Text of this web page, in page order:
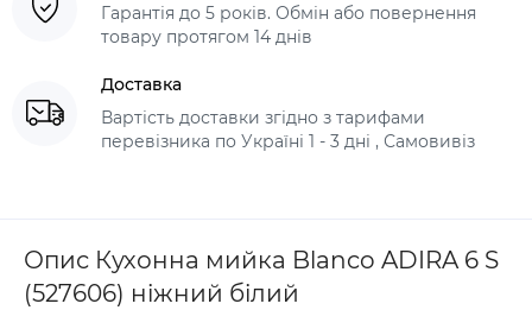
Гарантія до 5 років. Обмін або повернення
товару протягом 14 днів
Доставка
Вартість доставки згідно з тарифами
перевізника по Україні 1 - 3 дні , Самовивіз
Опис Кухонна мийка Blanco ADIRA 6 S
(527606) ніжний білий